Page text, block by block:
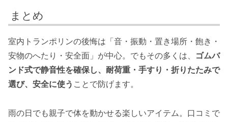
まとめ
室内トランポリンの後悔は「音・振動・置き場所・飽き・
安物のへたり・安全面」が中心。でもその多くは、
ゴムバ
ンド式で静音性を確保し、耐荷重・手すり・折りたたみで
選び、安全に使う ことで防げます。
雨の日でも親子で体を動かせる楽しいアイテム。口コミで